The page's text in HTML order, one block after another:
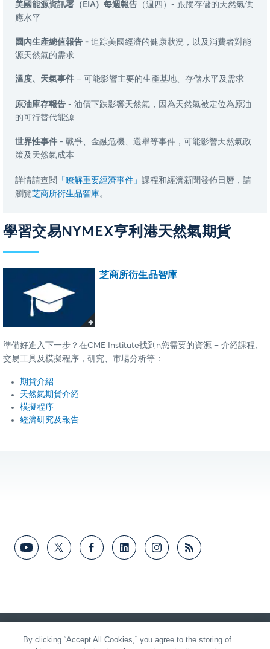
美國能源資訊署（EIA）每週報告 （週四）- 跟蹤存儲的天然氣供
應水平
國內生產總值報告 - 追踪美國經濟的健康狀況，以及消費者對能
源天然氣的需求
溫度、天氣事件 – 可能影響主要的生產基地、存儲水平及需求
原油庫存報告 - 油價下跌影響天然氣，因為天然氣被定位為原油
的可行替代能源
世界性事件 - 戰爭、金融危機、選舉等事件，可能影響天然氣政
策及天然氣成本
詳情請查閱 「瞭解重要經濟事件」 課程和經濟新聞發佈日曆，請
瀏覽芝商所衍生品智庫 。
學習交易NYMEX亨利港天然氣期貨
芝商所衍生品智庫
準備好進入下一步？在CME Institute找到n您需要的資源 – 介紹課程、
交易工具及模擬程序，研究、市場分析等：
期貨介紹
天然氣期貨介紹
模擬程序
經濟研究及報告
向我們提供反饋
By clicking “Accept All Cookies,” you agree to the storing of